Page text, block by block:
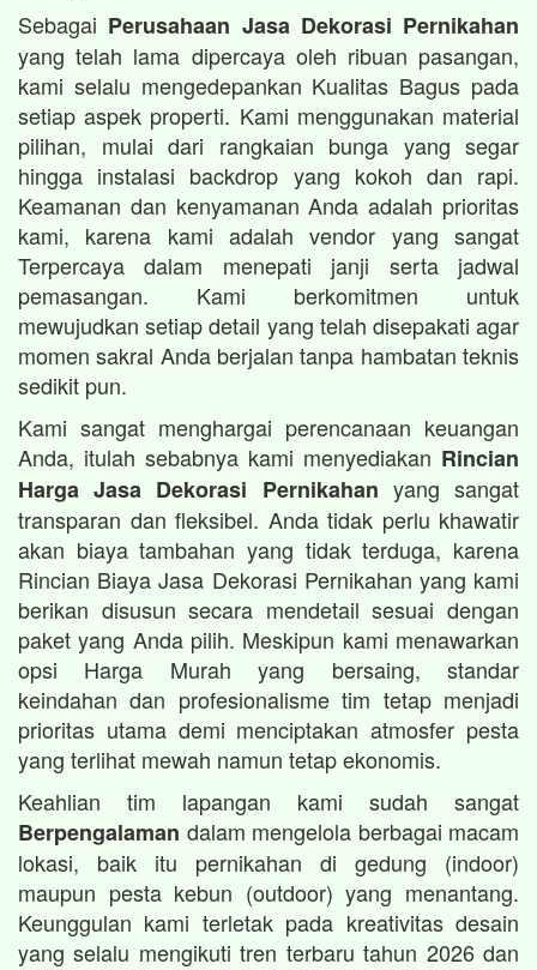
Sebagai Perusahaan Jasa Dekorasi Pernikahan
yang telah lama dipercaya oleh ribuan pasangan,
kami selalu mengedepankan Kualitas Bagus pada
setiap aspek properti. Kami menggunakan material
pilihan, mulai dari rangkaian bunga yang segar
hingga instalasi backdrop yang kokoh dan rapi.
Keamanan dan kenyamanan Anda adalah prioritas
kami, karena kami adalah vendor yang sangat
Terpercaya dalam menepati janji serta jadwal
pemasangan. Kami berkomitmen untuk
mewujudkan setiap detail yang telah disepakati agar
momen sakral Anda berjalan tanpa hambatan teknis
sedikit pun.
Kami sangat menghargai perencanaan keuangan
Anda, itulah sebabnya kami menyediakan Rincian
Harga Jasa Dekorasi Pernikahan yang sangat
transparan dan fleksibel. Anda tidak perlu khawatir
akan biaya tambahan yang tidak terduga, karena
Rincian Biaya Jasa Dekorasi Pernikahan yang kami
berikan disusun secara mendetail sesuai dengan
paket yang Anda pilih. Meskipun kami menawarkan
opsi Harga Murah yang bersaing, standar
keindahan dan profesionalisme tim tetap menjadi
prioritas utama demi menciptakan atmosfer pesta
yang terlihat mewah namun tetap ekonomis.
Keahlian tim lapangan kami sudah sangat
Berpengalaman dalam mengelola berbagai macam
lokasi, baik itu pernikahan di gedung (indoor)
maupun pesta kebun (outdoor) yang menantang.
Keunggulan kami terletak pada kreativitas desain
yang selalu mengikuti tren terbaru tahun 2026 dan